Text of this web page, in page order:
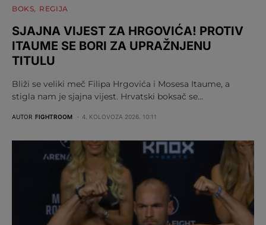
BOKS REGIJA
SJAJNA VIJEST ZA HRGOVIĆA! PROTIV
ITAUME SE BORI ZA UPRAŽNJENU
TITULU
Bliži se veliki meč Filipa Hrgovića i Mosesa Itaume, a
stigla nam je sjajna vijest. Hrvatski boksač se…
AUTOR FIGHTROOM 4. KOLOVOZA 2026. 10:11